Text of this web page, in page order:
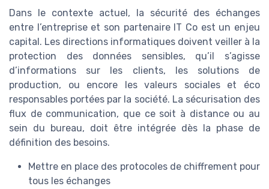
Dans le contexte actuel, la sécurité des échanges
entre l’entreprise et son partenaire IT Co est un enjeu
capital. Les directions informatiques doivent veiller à la
protection des données sensibles, qu’il s’agisse
d’informations sur les clients, les solutions de
production, ou encore les valeurs sociales et éco
responsables portées par la société. La sécurisation des
flux de communication, que ce soit à distance ou au
sein du bureau, doit être intégrée dès la phase de
définition des besoins.
Mettre en place des protocoles de chiffrement pour
tous les échanges